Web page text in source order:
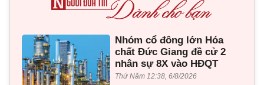
Nhóm cổ đông lớn Hóa
chất Đức Giang đề cử 2
nhân sự 8X vào HĐQT
Thứ Năm 12:38, 6/8/2026